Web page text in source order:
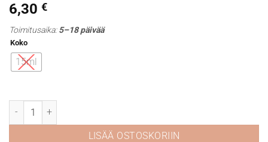
6,30 €
Toimitusaika:5–18 päivää
Koko
15ml
DR Aquafine guassi 537 Permanent Rose määrä
LISÄÄ OSTOSKORIIN